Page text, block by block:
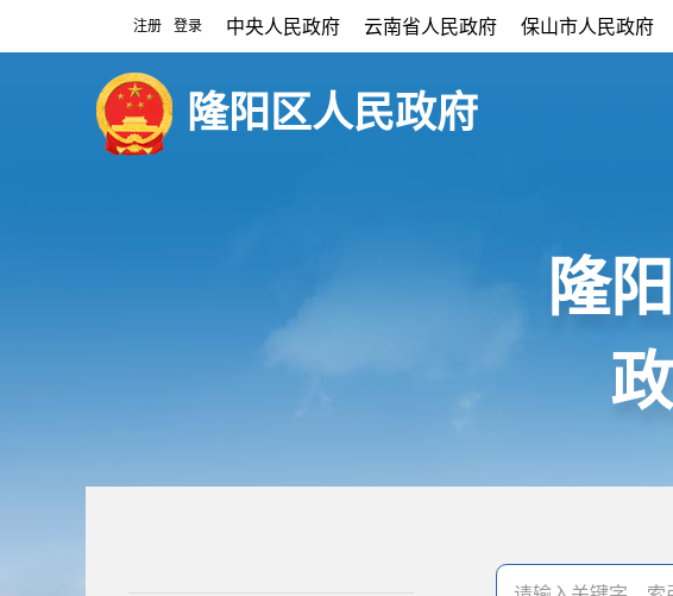
注册 登录 中央人民政府 云南省人民政府 保山市人民政府
隆阳区人民政府
隆